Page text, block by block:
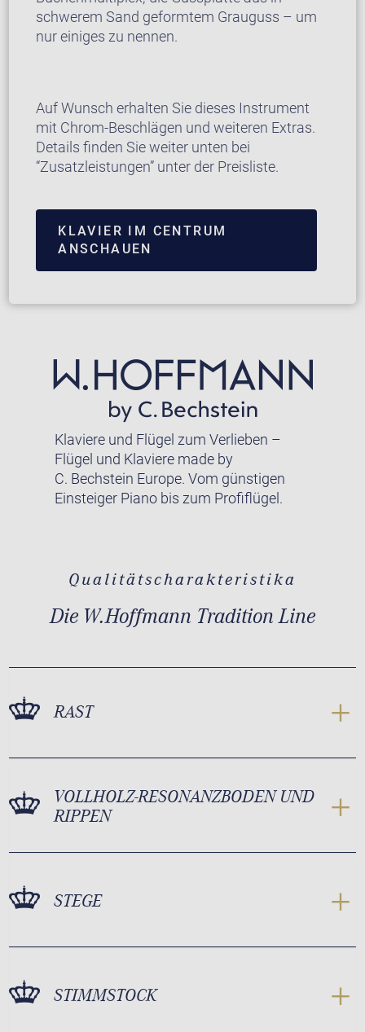
schwerem Sand geformtem Grauguss – um
nur einiges zu nennen.
Auf Wunsch erhalten Sie dieses Instrument
mit Chrom-Beschlägen und weiteren Extras.
Details finden Sie weiter unten bei
“Zusatzleistungen” unter der Preisliste.
KLAVIER IM CENTRUM
ANSCHAUEN
Klaviere und Flügel zum Verlieben –
Flügel und Klaviere made by
C. Bechstein Europe. Vom günstigen
Einsteiger Piano bis zum Profiflügel.
Qualitätscharakteristika
Die W.Hoffmann Tradition Line
RAST
VOLLHOLZ-RESONANZBODEN UND
RIPPEN
STEGE
STIMMSTOCK